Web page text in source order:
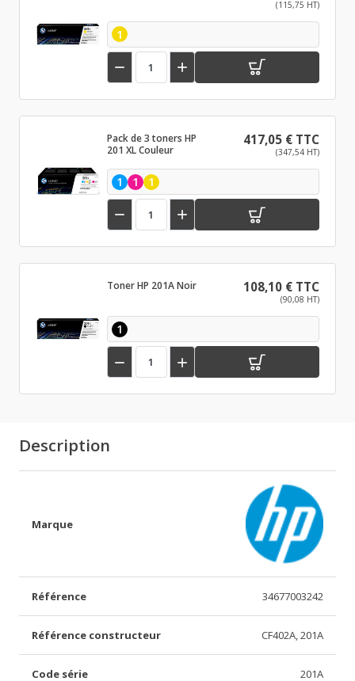
(115,75 HT)
1
 
Pack de 3 toners HP
201 XL Couleur
417,05 € TTC
(347,54 HT)
1 1 1
 
Toner HP 201A Noir 108,10 € TTC
(90,08 HT)
1
 
Description
Marque
Référence 34677003242
Référence constructeur CF402A, 201A
Code série 201A